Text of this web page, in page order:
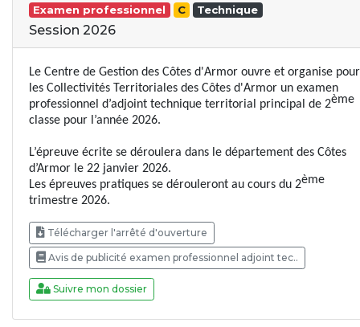
Examen professionnel C Technique
Session 2026
Le Centre de Gestion des Côtes d'Armor ouvre et organise pour
les Collectivités Territoriales des Côtes d'Armor un examen
professionnel d’adjoint technique territorial principal de 2ème
classe pour l’année 2026.
L’épreuve écrite se déroulera dans le département des Côtes
d’Armor le 22 janvier 2026.
Les épreuves pratiques se dérouleront au cours du 2ème
trimestre 2026.
Télécharger l'arrêté d'ouverture
Avis de publicité examen professionnel adjoint tec..
Suivre mon dossier